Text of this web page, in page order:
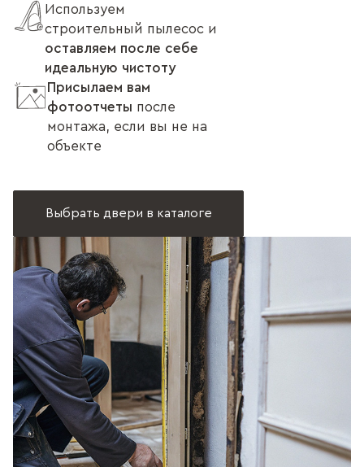
Используем
строительный пылесос и
оставляем после себе
идеальную чистоту
Присылаем вам
фотоотчеты после
монтажа, если вы не на
объекте
Выбрать двери в каталоге